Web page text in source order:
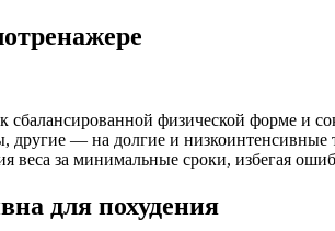
физической форме и
— на долгие и
веса за минимальные сроки, избегая
для похудения